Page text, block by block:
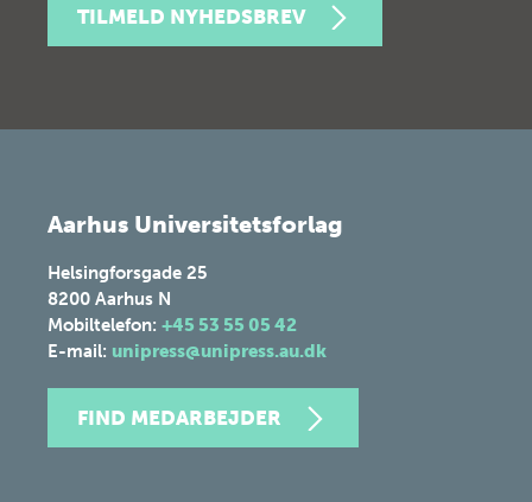
TILMELD NYHEDSBREV
Aarhus Universitetsforlag
Helsingforsgade 25
8200 Aarhus N
Mobiltelefon: +45 53 55 05 42
E-mail: unipress@unipress.au.dk
FIND MEDARBEJDER